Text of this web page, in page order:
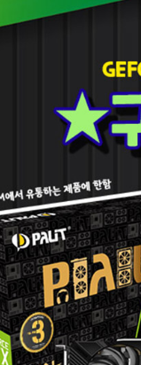
드
시
문
화
상
권
증
정
이
벤
트
진
행